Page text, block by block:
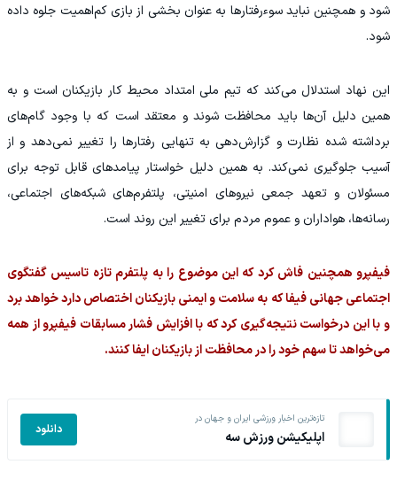
شود و همچنین نباید سوءرفتارها به عنوان بخشی از بازی کم‌اهمیت جلوه داده
شود.
این نهاد استدلال می‌کند که تیم ملی امتداد محیط کار بازیکنان است و به
همین دلیل آن‌ها باید محافظت شوند و معتقد است که با وجود گام‌های
برداشته شده نظارت و گزارش‌دهی به تنهایی رفتارها را تغییر نمی‌دهد و از
آسیب جلوگیری نمی‌کند. به همین دلیل خواستار پیامدهای قابل توجه برای
مسئولان و تعهد جمعی نیروهای امنیتی، پلتفرم‌های شبکه‌های اجتماعی،
رسانه‌ها، هواداران و عموم مردم برای تغییر این روند است.
فیفپرو همچنین فاش کرد که این موضوع را به پلتفرم تازه تاسیس گفتگوی
اجتماعی جهانی فیفا که به سلامت و ایمنی بازیکنان اختصاص دارد خواهد برد
و با این درخواست نتیجه‌گیری کرد که با افزایش فشار مسابقات فیفپرو از همه
می‌خواهد تا سهم خود را در محافظت از بازیکنان ایفا کنند.
تازه‌ترین اخبار ورزشی ایران و جهان در
اپلیکیشن ورزش سه دانلود